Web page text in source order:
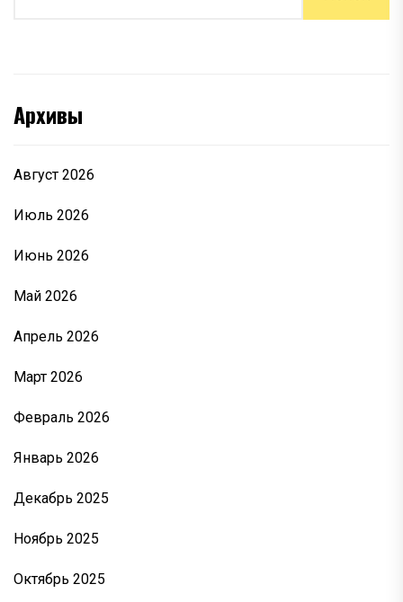
Архивы
Август 2026
Июль 2026
Июнь 2026
Май 2026
Апрель 2026
Март 2026
Февраль 2026
Январь 2026
Декабрь 2025
Ноябрь 2025
Октябрь 2025